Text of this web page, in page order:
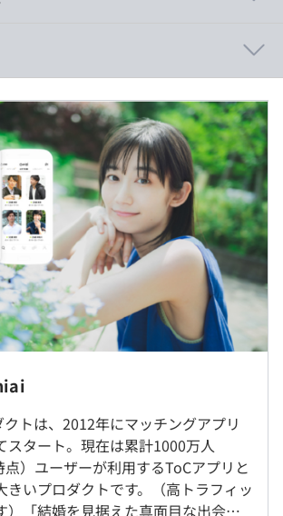
Amazon ECS
フレームワーク、Spring-boot
ハイブリッドワーク）
出社」は日々の業務の種類や状況に応
択いただきます。（ご自身によるコント
ています）
ミーティングを実施する機会を設けた際
ます。（年2回程度を想定／交通費支給
万円
の1を支給）
1,084,000円/月
円〜806,000円/月
円～278,000円/月 ※45時間相当の
・10月）
、グレードの段階制
提示額を保証するものではありません）
コアタイム11時～16時）
8時間
トは、2012年にマッチングアプリ
スタート。現在は累計1000万人
点）ユーザーが利用するToCアプリと
きいプロダクトです。（高トラフィッ
）「結婚を見据えた真面目な出会